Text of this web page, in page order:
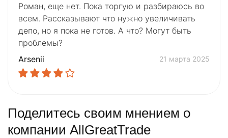
Роман, еще нет. Пока торгую и разбираюсь во
всем. Рассказывают что нужно увеличивать
депо, но я пока не готов. А что? Могут быть
проблемы?
Arsenii
21 марта 2025
Поделитесь своим мнением о
компании AllGreatTrade